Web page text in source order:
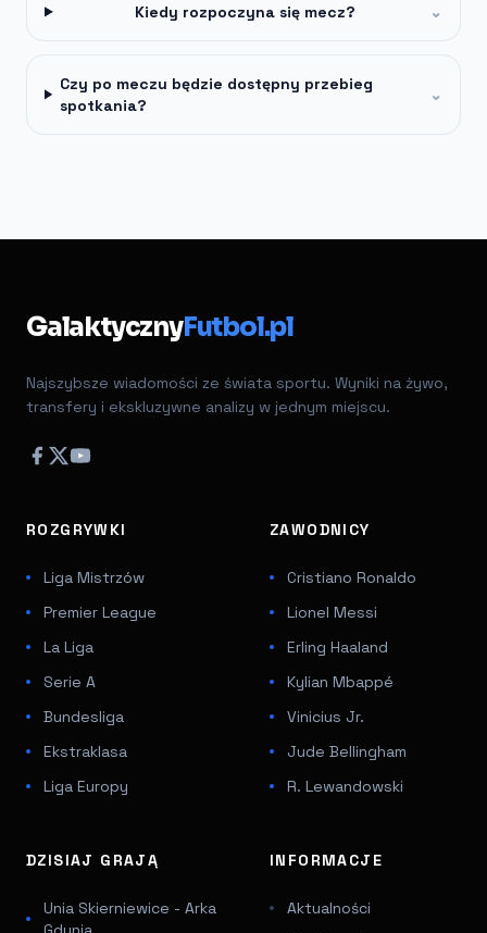
Kiedy rozpoczyna się mecz? ⌄
Czy po meczu będzie dostępny przebieg
spotkania?
⌄
GalaktycznyFutbol.pl
Najszybsze wiadomości ze świata sportu. Wyniki na żywo,
transfery i ekskluzywne analizy w jednym miejscu.
ROZGRYWKI
Liga Mistrzów
Premier League
La Liga
Serie A
Bundesliga
Ekstraklasa
Liga Europy
ZAWODNICY
Cristiano Ronaldo
Lionel Messi
Erling Haaland
Kylian Mbappé
Vinicius Jr.
Jude Bellingham
R. Lewandowski
DZISIAJ GRAJĄ
Unia Skierniewice - Arka
INFORMACJE
Aktualności